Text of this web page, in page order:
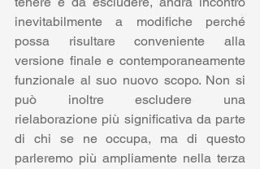
inevitabilmente a modifiche perché
possa risultare conveniente alla
versione finale e contemporaneamente
funzionale al suo nuovo scopo. Non si
può inoltre escludere una
rielaborazione più significativa da parte
di chi se ne occupa, ma di questo
parleremo più ampliamente nella terza